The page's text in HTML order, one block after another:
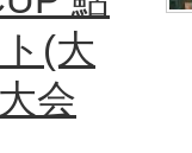
(大
会